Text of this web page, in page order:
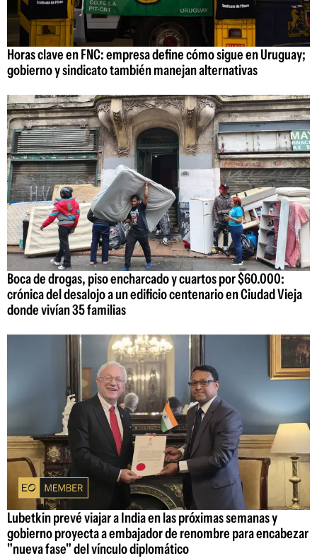
Horas clave en FNC: empresa define cómo sigue en Uruguay;
gobierno y sindicato también manejan alternativas
Boca de drogas, piso encharcado y cuartos por $60.000:
crónica del desalojo a un edificio centenario en Ciudad Vieja
donde vivían 35 familias
Lubetkin prevé viajar a India en las próximas semanas y
gobierno proyecta a embajador de renombre para encabezar
"nueva fase" del vínculo diplomático